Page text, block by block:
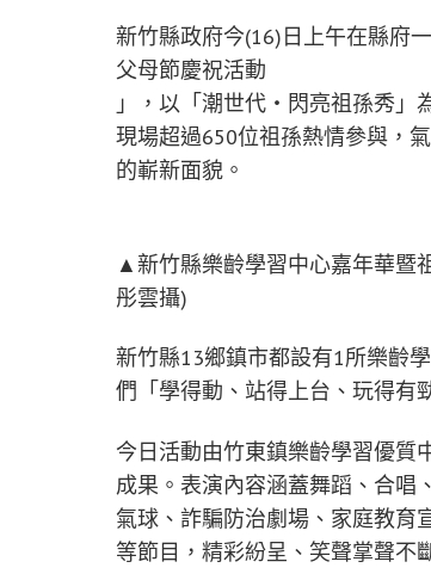
新竹縣政府今(16)日上午在縣府
父母節慶祝活動
」，以「潮世代‧閃亮祖孫秀」
現場超過650位祖孫熱情參與，
的嶄新面貌。
▲新竹縣樂齡學習中心嘉年華暨
彤雲攝)
新竹縣13鄉鎮市都設有1所樂齡
們「學得動、站得上台、玩得有
今日活動由竹東鎮樂齡學習優質
成果。表演內容涵蓋舞蹈、合唱
氣球、詐騙防治劇場、家庭教育
等節目，精彩紛呈、笑聲掌聲不